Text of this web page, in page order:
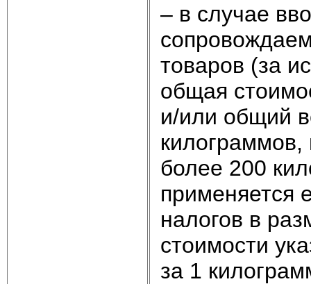
– в случае
товаров (за
общая
и/или общий
более 200
применяется
налогов в
стоимости
за 1